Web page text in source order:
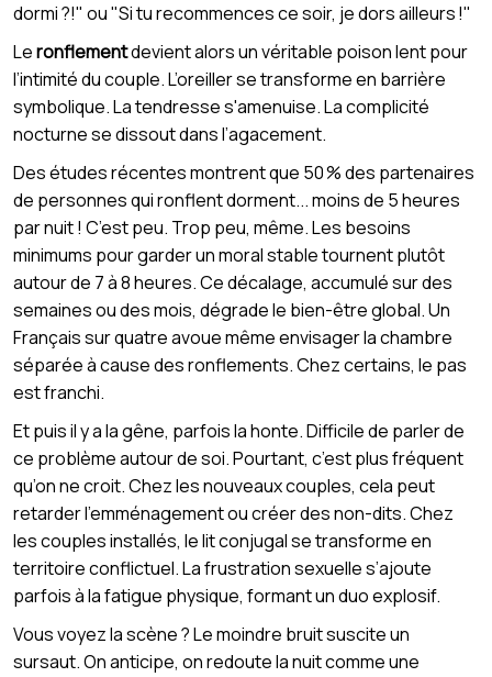
dormi ?!" ou "Si tu recommences ce soir, je dors ailleurs !"
Leronflementdevient alors un véritable poison lent pour
l’intimité du couple. L’oreiller se transforme en barrière
symbolique. La tendresse s'amenuise. La complicité
nocturne se dissout dans l’agacement.
Des études récentes montrent que 50 % des partenaires
de personnes qui ronflent dorment... moins de 5 heures
par nuit ! C’est peu. Trop peu, même. Les besoins
minimums pour garder un moral stable tournent plutôt
autour de 7 à 8 heures. Ce décalage, accumulé sur des
semaines ou des mois, dégrade le bien-être global. Un
Français sur quatre avoue même envisager la chambre
séparée à cause des ronflements. Chez certains, le pas
est franchi.
Et puis il y a la gêne, parfois la honte. Difficile de parler de
ce problème autour de soi. Pourtant, c’est plus fréquent
qu’on ne croit. Chez les nouveaux couples, cela peut
retarder l’emménagement ou créer des non-dits. Chez
les couples installés, le lit conjugal se transforme en
territoire conflictuel. La frustration sexuelle s’ajoute
parfois à la fatigue physique, formant un duo explosif.
Vous voyez la scène ? Le moindre bruit suscite un
sursaut. On anticipe, on redoute la nuit comme une